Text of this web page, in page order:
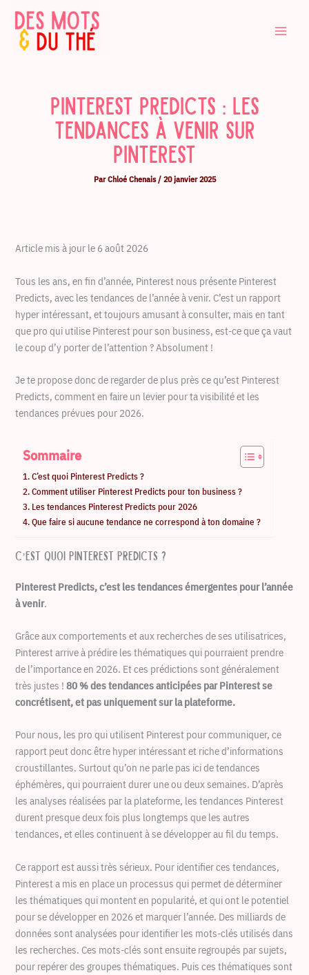
contenu
Pinterest Predicts : les
tendances à venir sur
Pinterest
ParChloé Chenais / 20 janvier 2025
Article mis à jour le 6 août 2026
Tous les ans, en fin d’année, Pinterest nous présente Pinterest
Predicts, avec les tendances de l’année à venir. C’est un rapport
hyper intéressant, et toujours amusant à consulter, mais en tant
que pro qui utilise Pinterest pour son business, est-ce que ça vaut
le coup d’y porter de l’attention ? Absolument !
Je te propose donc de regarder de plus près ce qu’est Pinterest
Predicts, comment en faire un levier pour ta visibilité et les
tendances prévues pour 2026.
Sommaire
C’est quoi Pinterest Predicts ?
Comment utiliser Pinterest Predicts pour ton business ?
Les tendances Pinterest Predicts pour 2026
Que faire si aucune tendance ne correspond à ton domaine ?
C’est quoi Pinterest Predicts ?
Pinterest Predicts, c’est les tendances émergentes pour l’année
à venir.
Grâce aux comportements et aux recherches de ses utilisatrices,
Pinterest arrive à prédire les thématiques qui pourraient prendre
de l’importance en 2026. Et ces prédictions sont généralement
très justes !80 % des tendances anticipées par Pinterest se
concrétisent, et pas uniquement sur la plateforme.
Pour nous, les pro qui utilisent Pinterest pour communiquer, ce
rapport peut donc être hyper intéressant et riche d’informations
croustillantes. Surtout qu’on ne parle pas ici de tendances
éphémères, qui pourraient durer une ou deux semaines. D’après
les analyses réalisées par la plateforme, les tendances Pinterest
durent presque deux fois plus longtemps que les autres
tendances, et elles continuent à se développer au fil du temps.
Ce rapport est aussi très sérieux. Pour identifier ces tendances,
Pinterest a mis en place un processus qui permet de déterminer
les thématiques qui montent en popularité, et qui ont le potentiel
pour se développer en 2026 et marquer l’année. Des milliards de
données sont analysées pour identifier les mots-clés utilisés dans
les recherches. Ces mots-clés sont ensuite regroupés par sujets,
pour repérer des groupes thématiques. Puis ces thématiques sont